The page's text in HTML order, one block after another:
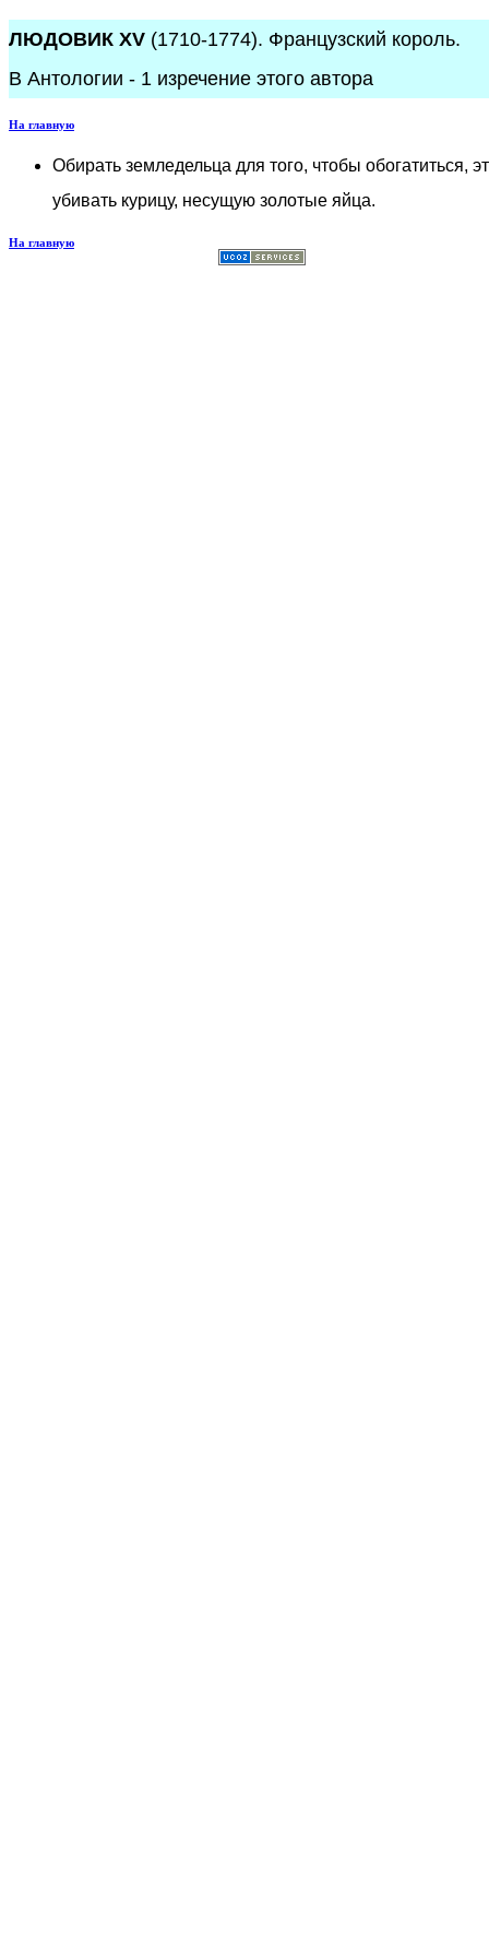
ЛЮДОВИК XV (1710-1774). Французский король.
В Антологии - 1 изречение этого автора
На главную
Обирать земледельца для того, чтобы обогатиться,
убивать курицу, несущую золотые яйца.
На главную